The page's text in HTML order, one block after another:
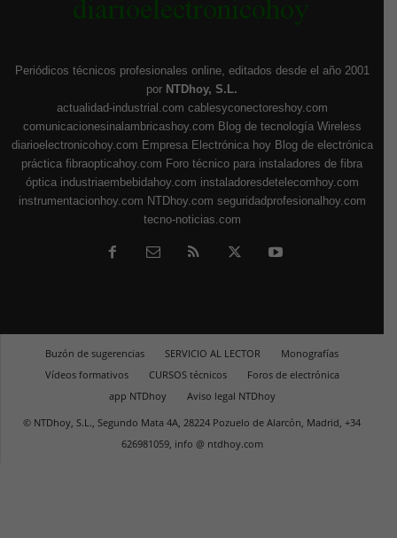
Periódicos técnicos profesionales online, editados desde el año 2001
por NTDhoy, S.L.
actualidad-industrial.com cablesyconectoreshoy.com
comunicacionesinalambricashoy.com Blog de tecnología Wireless
diarioelectronicohoy.com Empresa Electrónica hoy Blog de electrónica
práctica fibraopticahoy.com Foro técnico para instaladores de fibra
óptica industriaembebidahoy.com instaladoresdetelecomhoy.com
instrumentacionhoy.com NTDhoy.com seguridadprofesionalhoy.com
tecno-noticias.com
Buzón de sugerencias SERVICIO AL LECTOR
Monografías
Vídeos formativos
CURSOS técnicos
Foros de electrónica
app NTDhoy
Aviso legal NTDhoy
© NTDhoy, S.L., Segundo Mata 4A, 28224 Pozuelo de Alarcón, Madrid, +34
626981059, info @ ntdhoy.com